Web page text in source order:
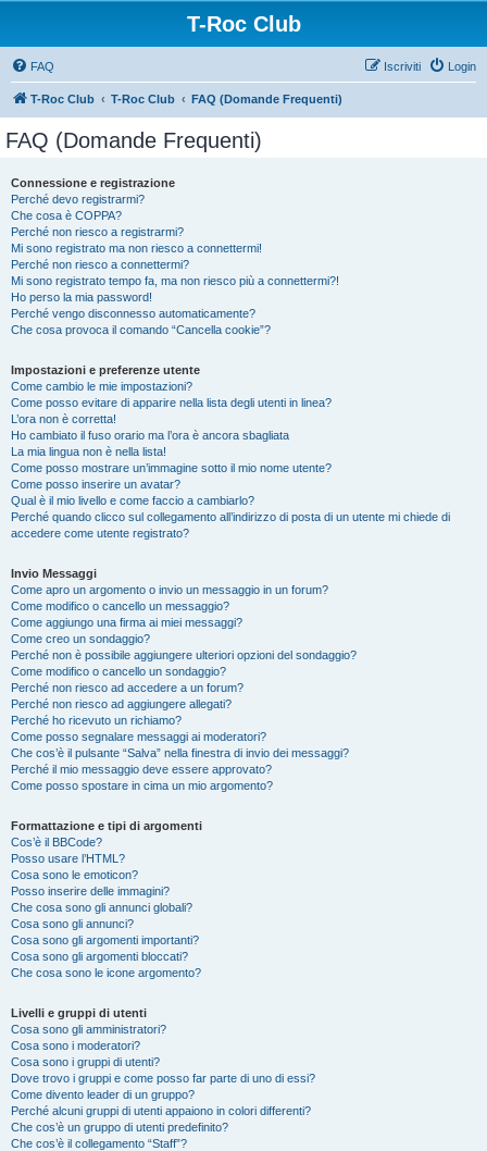
T-Roc Club
FAQ Login
Iscriviti
T-Roc Club T-Roc Club FAQ (Domande Frequenti)
FAQ (Domande Frequenti)
Connessione e registrazione
Perché devo registrarmi?
Che cosa è COPPA?
Perché non riesco a registrarmi?
Mi sono registrato ma non riesco a connettermi!
Perché non riesco a connettermi?
Mi sono registrato tempo fa, ma non riesco più a connettermi?!
Ho perso la mia password!
Perché vengo disconnesso automaticamente?
Che cosa provoca il comando “Cancella cookie”?
Impostazioni e preferenze utente
Come cambio le mie impostazioni?
Come posso evitare di apparire nella lista degli utenti in linea?
L’ora non è corretta!
Ho cambiato il fuso orario ma l’ora è ancora sbagliata
La mia lingua non è nella lista!
Come posso mostrare un’immagine sotto il mio nome utente?
Come posso inserire un avatar?
Qual è il mio livello e come faccio a cambiarlo?
Perché quando clicco sul collegamento all’indirizzo di posta di un utente mi chiede di
accedere come utente registrato?
Invio Messaggi
Come apro un argomento o invio un messaggio in un forum?
Come modifico o cancello un messaggio?
Come aggiungo una firma ai miei messaggi?
Come creo un sondaggio?
Perché non è possibile aggiungere ulteriori opzioni del sondaggio?
Come modifico o cancello un sondaggio?
Perché non riesco ad accedere a un forum?
Perché non riesco ad aggiungere allegati?
Perché ho ricevuto un richiamo?
Come posso segnalare messaggi ai moderatori?
Che cos’è il pulsante “Salva” nella finestra di invio dei messaggi?
Perché il mio messaggio deve essere approvato?
Come posso spostare in cima un mio argomento?
Formattazione e tipi di argomenti
Cos’è il BBCode?
Posso usare l’HTML?
Cosa sono le emoticon?
Posso inserire delle immagini?
Che cosa sono gli annunci globali?
Cosa sono gli annunci?
Cosa sono gli argomenti importanti?
Cosa sono gli argomenti bloccati?
Che cosa sono le icone argomento?
Livelli e gruppi di utenti
Cosa sono gli amministratori?
Cosa sono i moderatori?
Cosa sono i gruppi di utenti?
Dove trovo i gruppi e come posso far parte di uno di essi?
Come divento leader di un gruppo?
Perché alcuni gruppi di utenti appaiono in colori differenti?
Che cos’è un gruppo di utenti predefinito?
Che cos’è il collegamento “Staff”?